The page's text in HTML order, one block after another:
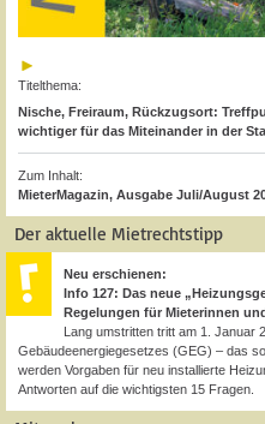
Titelthema:
Nische, Freiraum, Rückzugsort:
wichtiger für das Miteinander in der
Zum Inhalt:
MieterMagazin, Ausgabe Juli/August
Der aktuelle Mietrechtstipp
Neu erschienen:
Info 127: Das neue
Regelungen für Mieterinnen
Lang umstritten tritt am 1. Januar
Gebäudeenergiegesetzes (GEG) – das
werden Vorgaben für neu installierte
Antworten auf die wichtigsten 15 Fragen.